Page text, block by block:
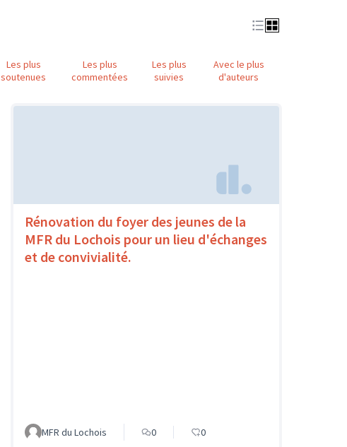
Les plus
soutenues
Les plus
commentées
Les plus
suivies
Avec le plus
d'auteurs
Rénovation du foyer des jeunes de la
MFR du Lochois pour un lieu d'échanges
et de convivialité.
MFR du Lochois 0 0